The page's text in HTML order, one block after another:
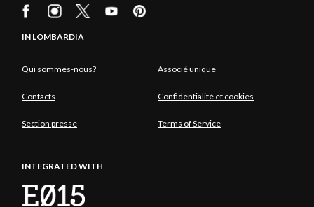
IN LOMBARDIA
Qui sommes-nous? Associé unique
Contacts Confidentialité et cookies
Section presse Terms of Service
INTEGRATED WITH